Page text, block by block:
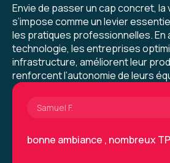
Envie de passer un cap concret, la
s’impose comme un levier
les pratiques professionnelles.
technologie, les entreprises
infrastructure, améliorent leur
renforcent l’autonomie de leurs
Formation : Docker - Créer et
conteneurs virtuels d'applications
Samuel F.
bonne ambiance , nombreux